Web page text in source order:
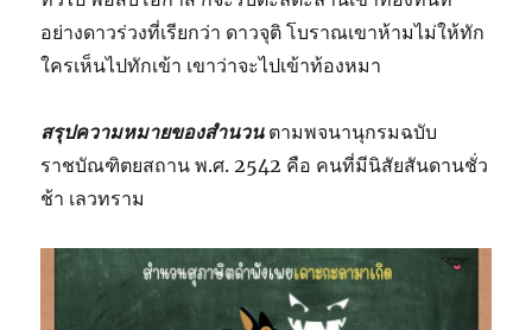
อย่างดาวร่วงที่เรียกว่า ดาวจุติ โบราณเขาห้ามไม่ให้ทัก
ใครเห็นไปทักเข้า เขาว่าจะไปเข้าท้องหมา
สรุปความหมายของสำนวนตามพจนานุกรมฉบับ
ราชบัณฑิตยสถาน พ.ศ. 2542 คือ คนที่มีนิสัยสันดานชั่ว
ช้า เลวทราม